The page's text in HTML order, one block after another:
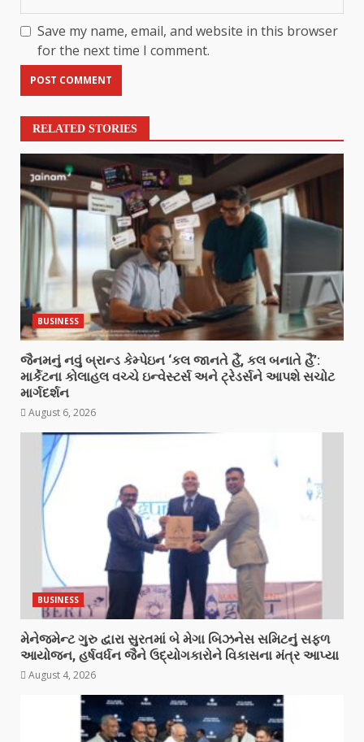
Save my name, email, and website in this browser
for the next time I comment.
RELATED STORIES
BUSINESS
જૈનમનું નવું બ્રાન્ડ કેમ્પેઇન ‘કલ જાનતે હૈં, કલ બનાતે હૈં’:
માર્કેટના કોલાહલ વચ્ચે ઇન્વેસ્ટર્સ અને ટ્રેડર્સને આપશે સચોટ
માર્ગદર્શન
August 6, 2026
BUSINESS
મેનેજમેન્ટ ગુરુ દ્વારા સુરતમાં બે મેગા બિઝનેસ સમિટનું સફળ
આયોજન, હર્ષવર્ધન જૈને ઉદ્યોગકારોને વિકાસના મંત્ર આપ્યા
August 4, 2026